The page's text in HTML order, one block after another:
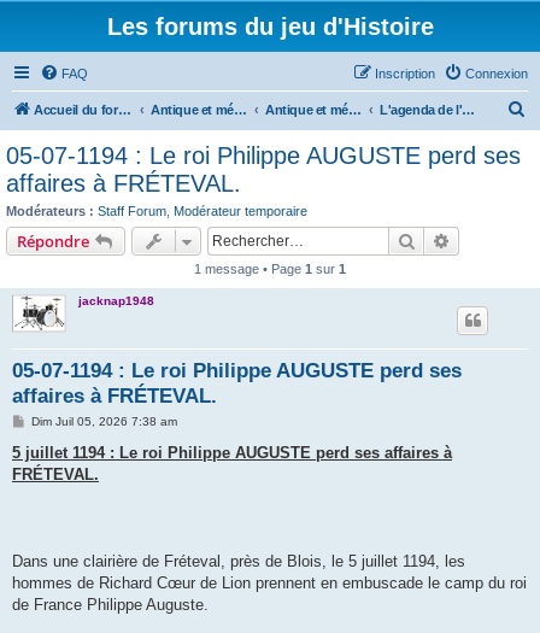
Les forums du jeu d'Histoire
FAQ Connexion
Inscription
Accueil du forum Antique et médiéval Antique et médiéval - Histoire, organisation, ordres de bataille, costumes et armements L'agenda de l'oncle Jacques
05-07-1194 : Le roi Philippe AUGUSTE perd ses
affaires à FRÉTEVAL.
Modérateurs : Staff Forum Modérateur temporaire
Répondre Rechercher
1 message • Page 1 sur 1
jacknap1948
05-07-1194 : Le roi Philippe AUGUSTE perd ses
affaires à FRÉTEVAL.
M
s
s
a
Dim Juil 05, 2026 7:38 am
5 juillet 1194 : Le roi Philippe AUGUSTE perd ses affaires à
FRÉTEVAL.
Dans une clairière de Fréteval, près de Blois, le 5 juillet 1194, les
hommes de Richard Cœur de Lion prennent en embuscade le camp du roi
de France Philippe Auguste.